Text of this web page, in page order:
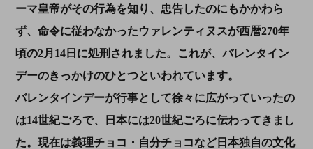
ーマ皇帝がその行為を知り、忠告したのにもかかわら
ず、命令に従わなかったウァレンティヌスが西暦270年
頃の2月14日に処刑されました。これが、バレンタイン
デーのきっかけのひとつといわれています。
バレンタインデーが行事として徐々に広がっていったの
は14世紀ごろで、日本には20世紀ごろに伝わってきまし
た。現在は義理チョコ・自分チョコなど日本独自の文化